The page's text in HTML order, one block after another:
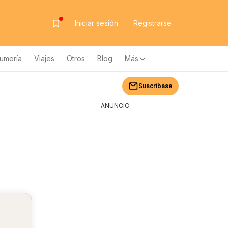
Iniciar sesión Registrarse
Viajes Otros Blog Más
Suscríbase
ANUNCIO